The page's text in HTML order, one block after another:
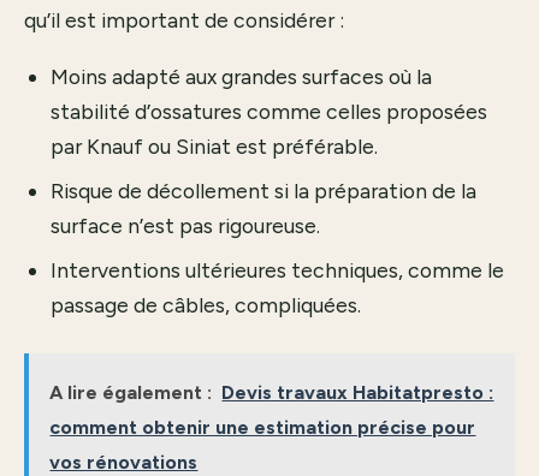
qu’il est important de considérer :
Moins adapté aux grandes surfaces où la
stabilité d’ossatures comme celles proposées
par Knauf ou Siniat est préférable.
Risque de décollement si la préparation de la
surface n’est pas rigoureuse.
Interventions ultérieures techniques, comme le
passage de câbles, compliquées.
A lire également : Devis travaux Habitatpresto :
comment obtenir une estimation précise pour
vos rénovations